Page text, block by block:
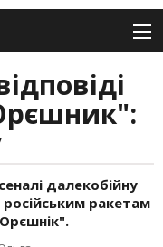
далекобійну
ракетам